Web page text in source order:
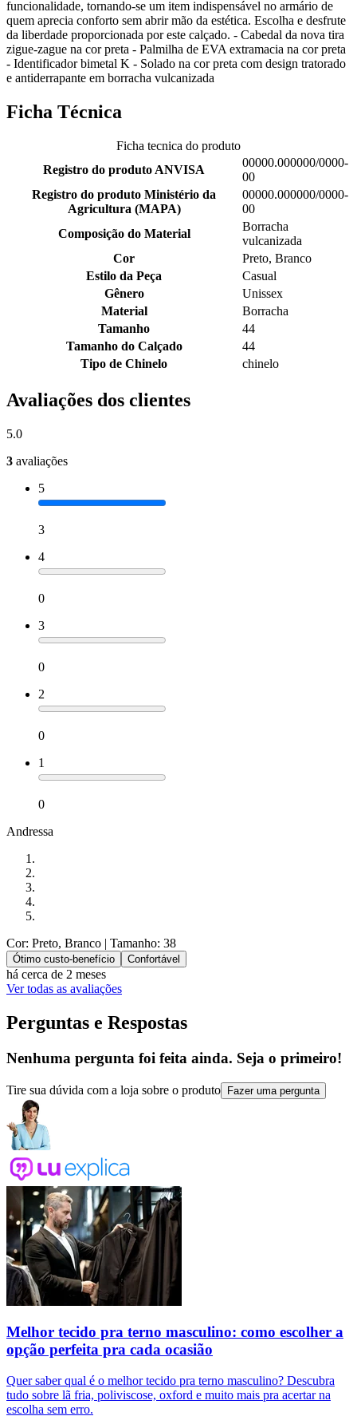
funcionalidade, tornando-se um item indispensável no armário de
quem aprecia conforto sem abrir mão da estética. Escolha e desfrute
da liberdade proporcionada por este calçado. - Cabedal da nova tira
zigue-zague na cor preta - Palmilha de EVA extramacia na cor preta
- Identificador bimetal K - Solado na cor preta com design tratorado
e antiderrapante em borracha vulcanizada
Ficha Técnica
Ficha tecnica do produto
Registro do produto ANVISA
00000.000000/0000-
00
Registro do produto Ministério da
Agricultura (MAPA)
00000.000000/0000-
00
Composição do Material
Borracha
vulcanizada
Cor
Preto, Branco
Estilo da Peça
Casual
Gênero
Unissex
Material
Borracha
Tamanho
44
Tamanho do Calçado
44
Tipo de Chinelo
chinelo
Avaliações dos clientes
5.0
3 avaliações
5
3
4
0
3
0
2
0
1
0
Andressa
Cor: Preto, Branco | Tamanho: 38
Ótimo custo-benefício Confortável
há cerca de 2 meses
Ver todas as avaliações
Perguntas e Respostas
Nenhuma pergunta foi feita ainda. Seja o primeiro!
Tire sua dúvida com a loja sobre o produto Fazer uma pergunta
Melhor tecido pra terno masculino: como escolher a
opção perfeita pra cada ocasião
Quer saber qual é o melhor tecido pra terno masculino? Descubra
tudo sobre lã fria, poliviscose, oxford e muito mais pra acertar na
escolha sem erro.